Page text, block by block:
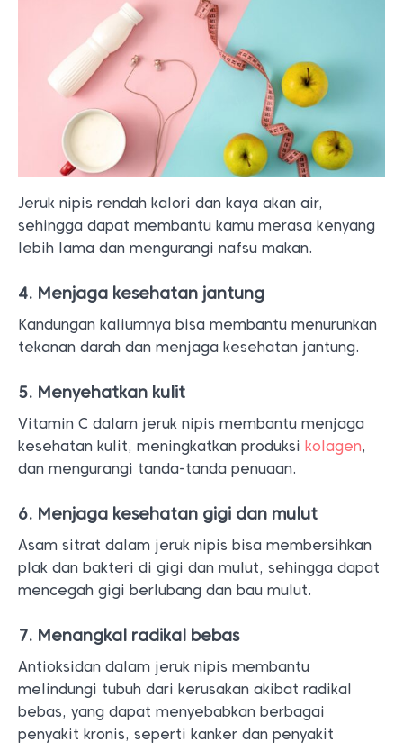
Jeruk nipis rendah kalori dan kaya akan air,
sehingga dapat membantu kamu merasa kenyang
lebih lama dan mengurangi nafsu makan.
4. Menjaga kesehatan jantung
Kandungan kaliumnya bisa membantu menurunkan
tekanan darah dan menjaga kesehatan jantung.
5. Menyehatkan kulit
Vitamin C dalam jeruk nipis membantu menjaga
kesehatan kulit, meningkatkan produksi kolagen,
dan mengurangi tanda-tanda penuaan.
6. Menjaga kesehatan gigi dan mulut
Asam sitrat dalam jeruk nipis bisa membersihkan
plak dan bakteri di gigi dan mulut, sehingga dapat
mencegah gigi berlubang dan bau mulut.
7. Menangkal radikal bebas
Antioksidan dalam jeruk nipis membantu
melindungi tubuh dari kerusakan akibat radikal
bebas, yang dapat menyebabkan berbagai
penyakit kronis, seperti kanker dan penyakit